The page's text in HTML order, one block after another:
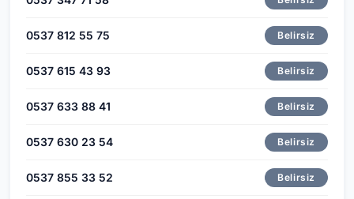
0537 812 55 75 Belirsiz
0537 615 43 93 Belirsiz
0537 633 88 41 Belirsiz
0537 630 23 54 Belirsiz
0537 855 33 52 Belirsiz